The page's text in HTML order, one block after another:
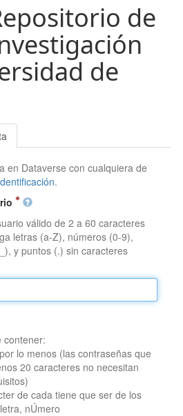
de
de
en Dataverse con cualquiera de
.
válido de 2 a 60 caracteres
letras (a-Z), números (0-9),
y puntos (.) sin caracteres
contener:
lo menos (las contraseñas que
20 caracteres no necesitan
de cada tiene que ser de los
nÚmero